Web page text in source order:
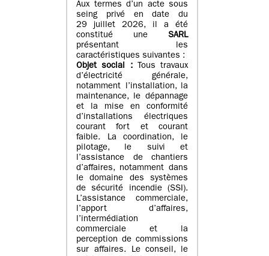
Aux termes d’un acte sous
seing privé en date du
29 juillet 2026, il a été
constitué une SARL
présentant les
caractéristiques suivantes :
Objet social :
Tous travaux
d’électricité générale,
notamment l’installation, la
maintenance, le dépannage
et la mise en conformité
d’installations électriques
courant fort et courant
faible. La coordination, le
pilotage, le suivi et
l’assistance de chantiers
d’affaires, notamment dans
le domaine des systèmes
de sécurité incendie (SSI).
L’assistance commerciale,
l’apport d’affaires,
l’intermédiation
commerciale et la
perception de commissions
sur affaires. Le conseil, le